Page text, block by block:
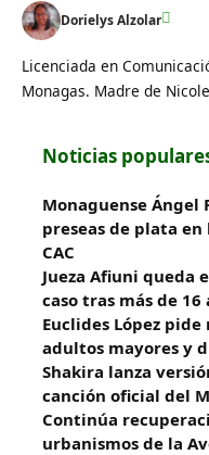
Dorielys Alzolar
Licenciada en
Monagas. Madre de
Noticias
Monaguense Ángel
preseas de plata
CAC
Jueza Afiuni queda
caso tras más de 16
Euclides López
adultos mayores y
Shakira lanza
canción oficial del
Continúa
urbanismos de la